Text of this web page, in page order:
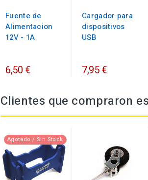
Fuente de
Alimentacion
12V - 1A
6,50 €
Cargador para
dispositivos
USB
7,95 €
Clientes que compraron
Agotado / Sin Stock